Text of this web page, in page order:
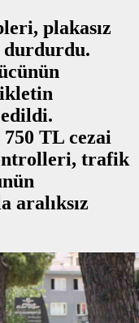
plakasız
durdurdu.
edildi.
TL cezai
trafik
aralıksız